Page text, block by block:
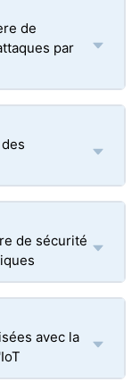
de
par
de sécurité
avec la